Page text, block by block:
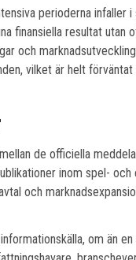
perioderna infaller i
finansiella resultat utan
och
vilket är helt
de officiella
inom spel- och
och
om än